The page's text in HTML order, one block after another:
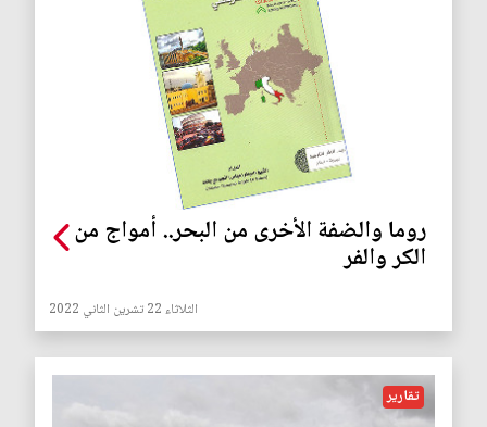
روما والضفة الأخرى من البحر.. أمواج من
الكر والفر
الثلاثاء 22 تشرين الثاني 2022
تقارير